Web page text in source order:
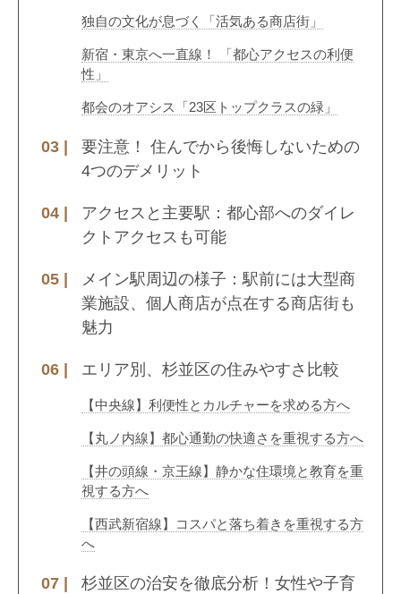
独自の文化が息づく「活気ある商店街」
新宿・東京へ一直線！ 「都心アクセスの利便
性」
都会のオアシス「23区トップクラスの緑」
要注意！ 住んでから後悔しないための
4つのデメリット
アクセスと主要駅：都心部へのダイレ
クトアクセスも可能
メイン駅周辺の様子：駅前には大型商
業施設、個人商店が点在する商店街も
魅力
エリア別、杉並区の住みやすさ比較
【中央線】利便性とカルチャーを求める方へ
【丸ノ内線】都心通勤の快適さを重視する方へ
【井の頭線・京王線】静かな住環境と教育を重
視する方へ
【西武新宿線】コスパと落ち着きを重視する方
へ
杉並区の治安を徹底分析！女性や子育